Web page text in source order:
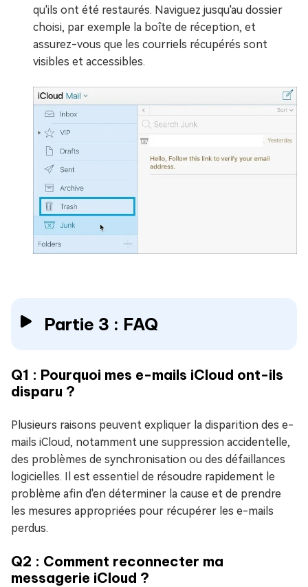
qu'ils ont été restaurés. Naviguez jusqu'au dossier
choisi, par exemple la boîte de réception, et
assurez-vous que les courriels récupérés sont
visibles et accessibles.
Partie 3 : FAQ
Q1 : Pourquoi mes e-mails iCloud ont-ils
disparu ?
Plusieurs raisons peuvent expliquer la disparition des e-
mails iCloud, notamment une suppression accidentelle,
des problèmes de synchronisation ou des défaillances
logicielles. Il est essentiel de résoudre rapidement le
problème afin d'en déterminer la cause et de prendre
les mesures appropriées pour récupérer les e-mails
perdus.
Q2 : Comment reconnecter ma
messagerie iCloud ?